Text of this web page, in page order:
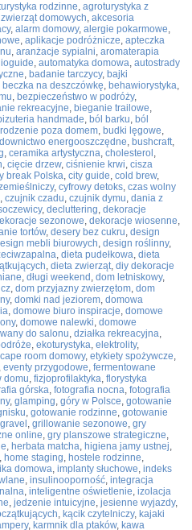
rodzinne, agroturystyka z
domowych, akcesoria
, alarm domowy, alergie pokarmowe,
, aplikacje podróżnicze, apteczka
, aranżacje sypialni, aromaterapia
, automatyka domowa, autostrady
, badanie tarczycy, bajki
beczka na deszczówkę, behawiorystyka,
, bezpieczeństwo w podróży,
rekreacyjne, bieganie trailowe,
handmade, ból barku, ból
poza domem, budki lęgowe,
energooszczędne, bushcraft,
, ceramika artystyczna, cholesterol ,
, cięcie drzew, ciśnienie krwi, cisza
break Polska, city guide, cold brew,
, cyfrowy detoks, czas wolny
, czujnik czadu, czujnik dymu, dania z
, decluttering, dekoracje
sezonowe, dekoracje wiosenne,
tortów, desery bez cukru, design
mebli biurowych, design roślinny,
, dieta pudełkowa, dieta
, dieta zwierząt, diy dekoracje
, długi weekend , dom letniskowy,
, dom przyjazny zwierzętom, dom
, domki nad jeziorem, domowa
, domowe biuro inspiracje, domowe
, domowe nalewki, domowe
do salonu, działka rekreacyjna,
, ekoturystyka, elektrolity,
room domowy, etykiety spożywcze,
, eventy przygodowe, fermentowane
domu, fizjoprofilaktyka, florystyka
górska, fotografia nocna, fotografia
, glamping, góry w Polsce, gotowanie
, gotowanie rodzinne, gotowanie
gravel , grillowanie sezonowe, gry
online, gry planszowe strategiczne,
, herbata matcha, higiena jamy ustnej,
, home staging, hostele rodzinne,
domowa, implanty słuchowe, indeks
, insulinooporność, integracja
, inteligentne oświetlenie, izolacja
, jedzenie intuicyjne, jesienne wyjazdy,
, kącik czytelniczy, kajaki
, karmnik dla ptaków, kawa